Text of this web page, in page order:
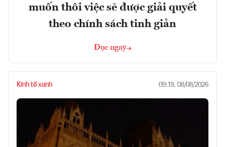
muốn thôi việc sẽ được giải quyết
theo chính sách tinh giản
Đọc ngay
Kinh tế xanh 09:19, 08/08/2026